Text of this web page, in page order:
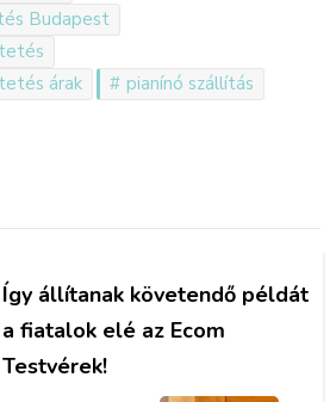
Budapest
árak
pianínó szállítás
Így állítanak követendő példát
a fiatalok elé az Ecom
Testvérek!